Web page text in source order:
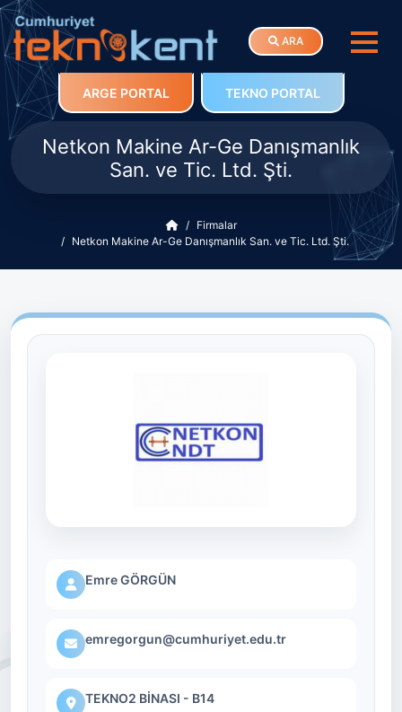
ARA
ARGE PORTAL TEKNO PORTAL
Netkon Makine Ar-Ge Danışmanlık
San. ve Tic. Ltd. Şti.
Firmalar
Netkon Makine Ar-Ge Danışmanlık San. ve Tic. Ltd. Şti.
Emre GÖRGÜN
emregorgun@cumhuriyet.edu.tr
TEKNO2 BİNASI - B14